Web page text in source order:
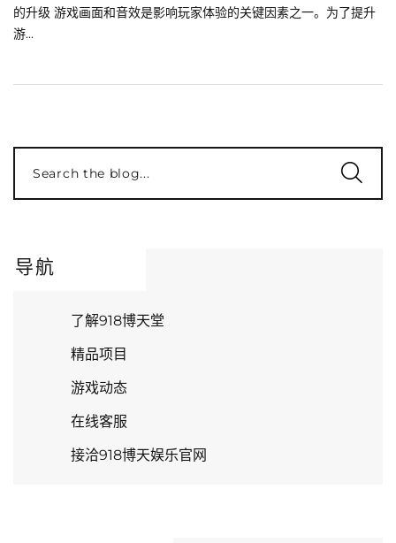
的升级 游戏画面和音效是影响玩家体验的关键因素之一。为了提升
游...
Search the blog...
导航
了解918博天堂
精品项目
游戏动态
在线客服
接洽918博天娱乐官网